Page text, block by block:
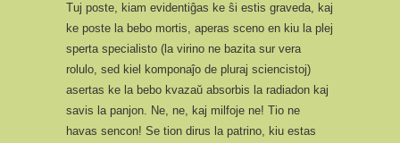
Tuj poste, kiam evidentiĝas ke ŝi estis graveda, kaj
ke poste la bebo mortis, aperas sceno en kiu la plej
sperta specialisto (la virino ne bazita sur vera
rolulo, sed kiel komponaĵo de pluraj sciencistoj)
asertas ke la bebo kvazaŭ absorbis la radiadon kaj
savis la panjon. Ne, ne, kaj milfoje ne! Tio ne
havas sencon! Se tion dirus la patrino, kiu estas